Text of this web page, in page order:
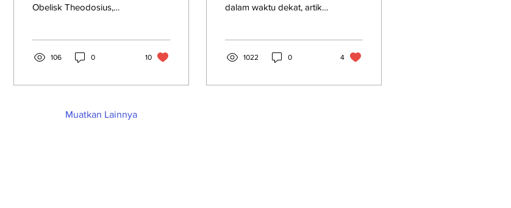
Obelisk Theodosius,
106 0 10
dalam waktu dekat, artikel
2023.1022 0 4
Muatkan Lainnya